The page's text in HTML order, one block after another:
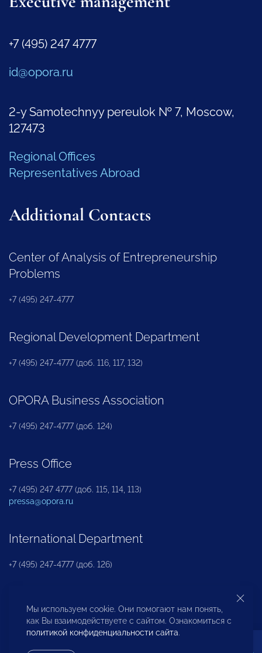
+7 (495) 247 4777
id@opora.ru
2-y Samotechnyy pereulok № 7, Moscow,
127473
Regional Offices
Representatives Abroad
Additional Contacts
Center of Analysis of Entrepreneurship
Problems
+7 (495) 247-4777
Regional Development Department
+7 (495) 247-4777 (доб. 116, 117, 132)
OPORA Business Association
+7 (495) 247-4777 (доб. 124)
Press Office
+7 (495) 247 4777 (доб. 115, 114, 113)
pressa@opora.ru
International Department
+7 (495) 247-4777 (доб. 126)
Business and Investment Rights Protection
Department
Мы используем cookie. Они помогают нам понять,
как Вы взаимодействуете с сайтом. Ознакомиться с
политикой конфиденциальности сайта.